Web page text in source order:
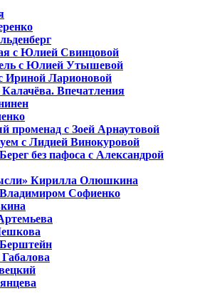
с Юлией Свинцовой
с Юлией Утышевой
Ириной Ларионовой
Впечатления
променад с Зоей Арнаутовой
с Лидией Винокуровой
без пафоса с Александрой
Кирилла Олюшкина
Владимиром Софиенко